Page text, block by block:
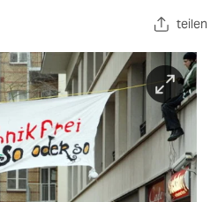
teilen